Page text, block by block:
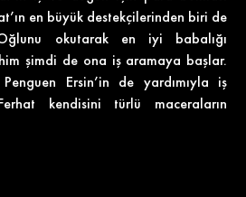
en büyük destekçilerinden biri de
okutarak en iyi babalığı
şimdi de ona iş aramaya başlar.
Ersin’in de yardımıyla iş
kendisini türlü maceraların